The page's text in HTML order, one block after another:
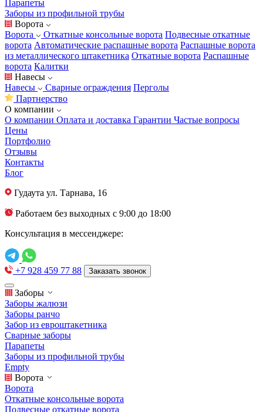
Парапеты
Заборы из профильной трубы
Ворота
Ворота
Откатные консольные ворота Подвесные откатные
ворота Автоматические распашные ворота Распашные ворота
из металлического штакетника Откатные ворота Распашные
ворота Калитки
Навесы
Навесы
Сварные ограждения Перголы
Партнерство
О компании
О компании Оплата и доставка Гарантии Частые вопросы
Цены
Портфолио
Отзывы
Контакты
Блог
Гудаута ул. Тарнава, 16
Работаем без выходных с 9:00 до 18:00
Консультация в мессенджере:
+7 928 459 77 88 Заказать звонок
Заборы
Заборы жалюзи
Заборы ранчо
Забор из евроштакетника
Сварные заборы
Парапеты
Заборы из профильной трубы
Empty
Ворота
Ворота
Откатные консольные ворота
Подвесные откатные ворота